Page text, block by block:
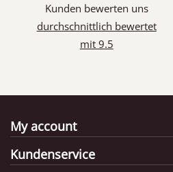
Kunden bewerten uns
durchschnittlich bewertet
mit 9.5
My account
Kundenservice